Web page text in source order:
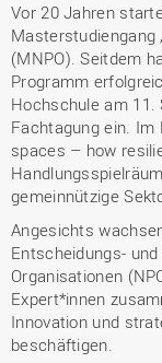
Vor 20 Jahren
Masterstudiengang
(MNPO). Seitdem
Programm
Hochschule am 11.
Fachtagung ein. Im
spaces – how
gemeinnützige
Angesichts
Entscheidungs-
Organisationen
Expert*innen
Innovation und
beschäftigen.